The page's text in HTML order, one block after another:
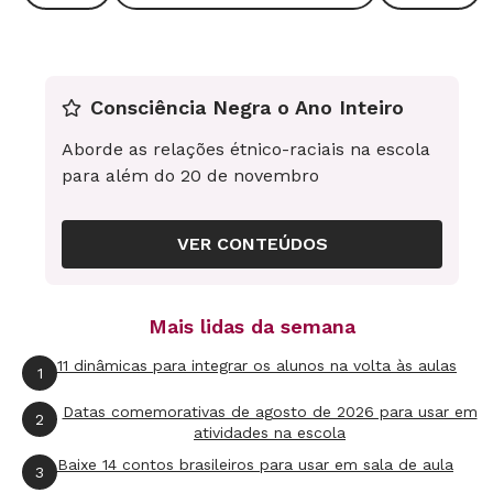
pela quebra da Bolsa de Nova York, em 1929. A
explicação é que isseis e nisseis souberam
aproveitar as oportunidades geradas com a
reorganização das atividades produtivas. "A
crise do capitalismo atingiu a cafeicultura,
isso, os imigrantes conseguiram comprar sítios
a custo baixo para a agricultura de pequeno
porte, iniciando o plantio de frutas, hortaliças e
algodão", explica Célia Sakurai, pesquisadora
especializada na história da imigração
japonesa.
Consciência Negra o Ano Inteiro
Aborde as relações étnico-raciais na escola
para além do 20 de novembro
VER CONTEÚDOS
Mais lidas da semana
1 11 dinâmicas para integrar os alunos na volta às aulas
2
Datas comemorativas de agosto de 2026 para usar em
atividades na escola
3 Baixe 14 contos brasileiros para usar em sala de aula